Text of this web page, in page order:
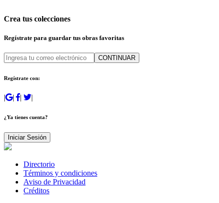
Crea tus colecciones
Regístrate para guardar tus obras favoritas
CONTINUAR
Regístrate con:
| | | |
¿Ya tienes cuenta?
Iniciar Sesión
Directorio
Términos y condiciones
Aviso de Privacidad
Créditos